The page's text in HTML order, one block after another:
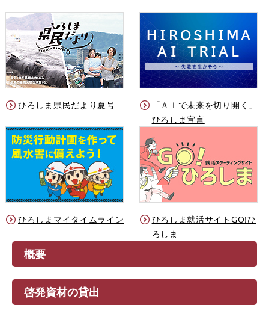
ひろしま県民だより夏号
「ＡＩで未来を切り開く」
ひろしま宣言
ひろしまマイタイムライン
ひろしま就活サイトGO!ひ
ろしま
概要
啓発資材の貸出